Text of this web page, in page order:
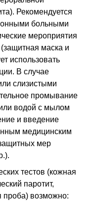
Рекомендуется
больными
мероприятия
маска и
использовать
В случае
слизистыми
промывание
водой с мылом
и введение
медицинским
мер
тестов (кожная
паротит,
проба) возможно: